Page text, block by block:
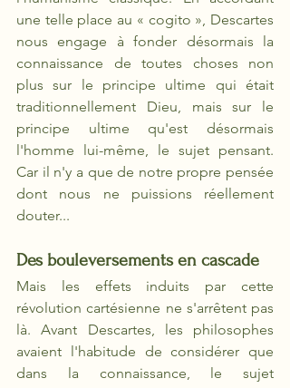
une telle place au « cogito », Descartes
nous engage à fonder désormais la
connaissance de toutes choses non
plus sur le principe ultime qui était
traditionnellement Dieu, mais sur le
principe ultime qu'est désormais
l'homme lui-même, le sujet pensant.
Car il n'y a que de notre propre pensée
dont nous ne puissions réellement
douter...
Des bouleversements en cascade
Mais les effets induits par cette
révolution cartésienne ne s'arrêtent pas
là. Avant Descartes, les philosophes
avaient l'habitude de considérer que
dans la connaissance, le sujet